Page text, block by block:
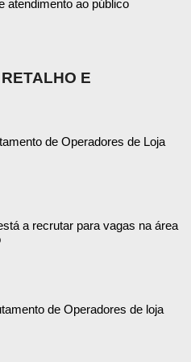
atendimento ao público
E
de Operadores de Loja
a recrutar para vagas na área
de Operadores de loja